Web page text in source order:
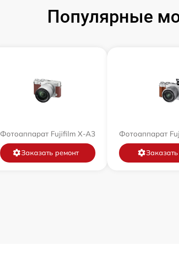
Популярные
Фотоаппарат Fujifilm X-A3
Заказать ремонт
Фотоаппарат